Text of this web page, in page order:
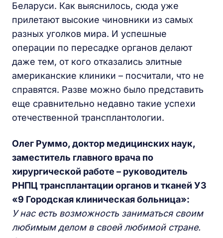
Беларуси. Как выяснилось, сюда уже
прилетают высокие чиновники из самых
разных уголков мира. И успешные
операции по пересадке органов делают
даже тем, от кого отказались элитные
американские клиники – посчитали, что не
справятся. Разве можно было представить
еще сравнительно недавно такие успехи
отечественной трансплантологии.
Олег Руммо, доктор медицинских наук,
заместитель главного врача по
хирургической работе – руководитель
РНПЦ трансплантации органов и тканей УЗ
«9 Городская клиническая больница»:
У нас есть возможность заниматься своим
любимым делом в своей любимой стране.